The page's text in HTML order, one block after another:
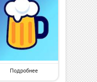
Подробнее